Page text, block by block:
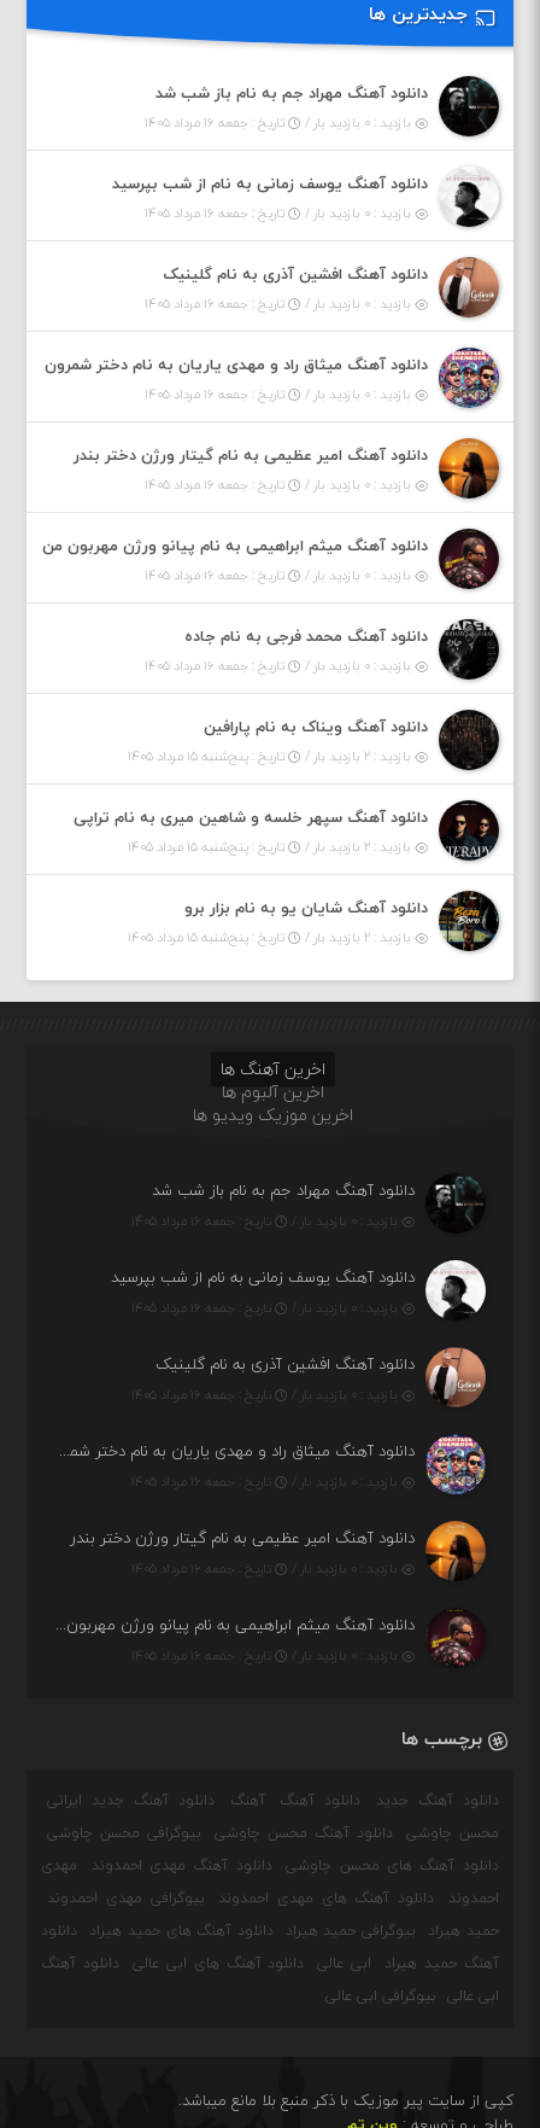
جدیدترین ها
دانلود آهنگ مهراد جم به نام باز شب شد
بازدید : ۰ بازدید بار / تاریخ : جمعه ۱۶ مرداد ۱۴۰۵
دانلود آهنگ یوسف زمانی به نام از شب بپرسید
بازدید : ۰ بازدید بار / تاریخ : جمعه ۱۶ مرداد ۱۴۰۵
دانلود آهنگ افشین آذری به نام گلینیک
بازدید : ۰ بازدید بار / تاریخ : جمعه ۱۶ مرداد ۱۴۰۵
دانلود آهنگ میثاق راد و مهدی یاریان به نام دختر شمرون
بازدید : ۰ بازدید بار / تاریخ : جمعه ۱۶ مرداد ۱۴۰۵
دانلود آهنگ امیر عظیمی به نام گیتار ورژن دختر بندر
بازدید : ۰ بازدید بار / تاریخ : جمعه ۱۶ مرداد ۱۴۰۵
دانلود آهنگ میثم ابراهیمی به نام پیانو ورژن مهربون من
بازدید : ۰ بازدید بار / تاریخ : جمعه ۱۶ مرداد ۱۴۰۵
دانلود آهنگ محمد فرجی به نام جاده
بازدید : ۰ بازدید بار / تاریخ : جمعه ۱۶ مرداد ۱۴۰۵
دانلود آهنگ ویناک به نام پارافین
بازدید : ۲ بازدید بار / تاریخ : پنج‌شنبه ۱۵ مرداد ۱۴۰۵
دانلود آهنگ سپهر خلسه و شاهین میری به نام تراپی
بازدید : ۲ بازدید بار / تاریخ : پنج‌شنبه ۱۵ مرداد ۱۴۰۵
دانلود آهنگ شایان یو به نام بزار برو
بازدید : ۲ بازدید بار / تاریخ : پنج‌شنبه ۱۵ مرداد ۱۴۰۵
اخرین آهنگ ها
اخرین آلبوم ها
اخرین موزیک ویدیو ها
دانلود آهنگ مهراد جم به نام باز شب شد
بازدید : ۰ بازدید بار / تاریخ : جمعه ۱۶ مرداد ۱۴۰۵
دانلود آهنگ یوسف زمانی به نام از شب بپرسید
بازدید : ۰ بازدید بار / تاریخ : جمعه ۱۶ مرداد ۱۴۰۵
دانلود آهنگ افشین آذری به نام گلینیک
بازدید : ۰ بازدید بار / تاریخ : جمعه ۱۶ مرداد ۱۴۰۵
دانلود آهنگ میثاق راد و مهدی یاریان به نام دختر شمرون
بازدید : ۰ بازدید بار / تاریخ : جمعه ۱۶ مرداد ۱۴۰۵
دانلود آهنگ امیر عظیمی به نام گیتار ورژن دختر بندر
بازدید : ۰ بازدید بار / تاریخ : جمعه ۱۶ مرداد ۱۴۰۵
دانلود آهنگ میثم ابراهیمی به نام پیانو ورژن مهربون من
بازدید : ۰ بازدید بار / تاریخ : جمعه ۱۶ مرداد ۱۴۰۵
برچسب ها
دانلود آهنگ جدید دانلود آهنگ آهنگ
دانلود آهنگ جدید ایرانی
محسن چاوشی
دانلود آهنگ محسن چاوشی
بیوگرافی محسن چاوشی
دانلود آهنگ های محسن چاوشی
دانلود آهنگ مهدی احمدوند
مهدی
احمدوند
دانلود آهنگ های مهدی احمدوند
بیوگرافی مهدی احمدوند
حمید هیراد
بیوگرافی حمید هیراد دانلود آهنگ های حمید هیراد
دانلود
آهنگ حمید هیراد
ابی عالی دانلود آهنگ های ابی عالی
دانلود آهنگ
ابی عالی
بیوگرافی ابی عالی
کپی از سایت پیر موزیک با ذکر منبع بلا مانع میباشد.